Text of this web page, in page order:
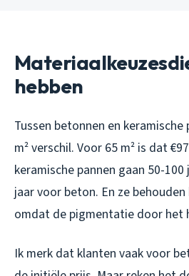
hebben
Tussen betonnen en keramische
m² verschil. Voor 65 m² is dat
keramische pannen gaan 50-
jaar voor beton. En ze
omdat de pigmentatie door het
Ik merk dat klanten vaak voor